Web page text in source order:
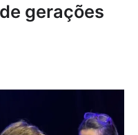
gerações